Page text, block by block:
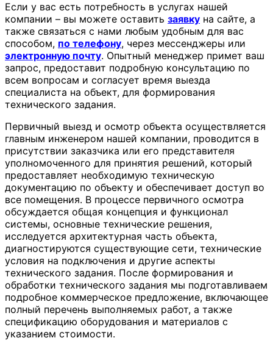
Если у вас есть потребность в услугах нашей
компании – вы можете оставить заявку на сайте, а
также связаться с нами любым удобным для вас
способом, по телефону, через мессенджеры или
электронную почту. Опытный менеджер примет ваш
запрос, предоставит подробную консультацию по
всем вопросам и согласует время выезда
специалиста на объект, для формирования
технического задания.
Первичный выезд и осмотр объекта осуществляется
главным инженером нашей компании, проводится в
присутствии заказчика или его представителя
уполномоченного для принятия решений, который
предоставляет необходимую техническую
документацию по объекту и обеспечивает доступ во
все помещения. В процессе первичного осмотра
обсуждается общая концепция и функционал
системы, основные технические решения,
исследуется архитектурная часть объекта,
диагностируются существующие сети, технические
условия на подключения и другие аспекты
технического задания. После формирования и
обработки технического задания мы подготавливаем
подробное коммерческое предложение, включающее
полный перечень выполняемых работ, а также
спецификацию оборудования и материалов с
указанием стоимости.